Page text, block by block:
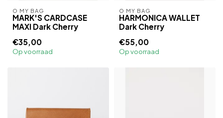
O MY BAG
MARK'S CARDCASE
MAXI Dark Cherry
€35,00
Op voorraad
O MY BAG
HARMONICA WALLET
Dark Cherry
€55,00
Op voorraad